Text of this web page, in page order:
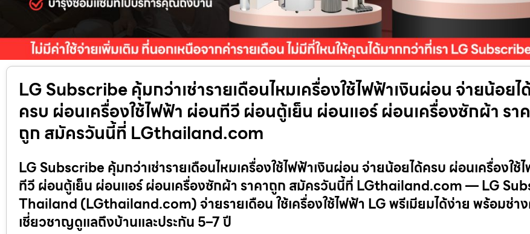
LG Subscribe คุ้มกว่าเช่ารายเดือนไหมเครื่องใช้ไฟฟ้าเงินผ่อน จ่ายน้อยไ
ครบ ผ่อนเครื่องใช้ไฟฟ้า ผ่อนทีวี ผ่อนตู้เย็น ผ่อนแอร์ ผ่อนเครื่องซักผ้า รา
ถูก สมัครวันนี้ที่ LGthailand.com
LG Subscribe คุ้มกว่าเช่ารายเดือนไหมเครื่องใช้ไฟฟ้าเงินผ่อน จ่ายน้อยได้ครบ ผ่อนเครื่องใช้
ทีวี ผ่อนตู้เย็น ผ่อนแอร์ ผ่อนเครื่องซักผ้า ราคาถูก สมัครวันนี้ที่ LGthailand.com — LG
Thailand (LGthailand.com) จ่ายรายเดือน ใช้เครื่องใช้ไฟฟ้า LG พรีเมียมได้ง่าย พร้อมช่า
เชี่ยวชาญดูแลถึงบ้านและประกัน 5–7 ปี